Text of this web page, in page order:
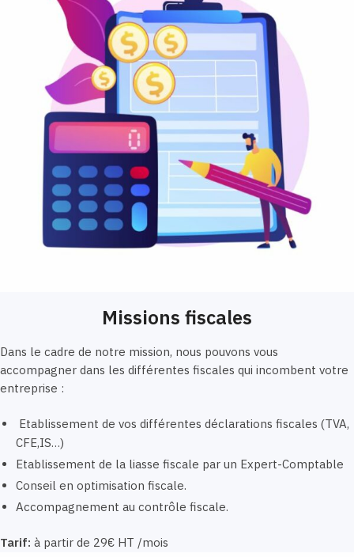
Missions fiscales
Dans le cadre de notre mission, nous pouvons vous
accompagner dans les différentes fiscales qui incombent votre
entreprise :
Etablissement de vos différentes déclarations fiscales (TVA,
CFE,IS…)
Etablissement de la liasse fiscale par un Expert-Comptable
Conseil en optimisation fiscale.
Accompagnement au contrôle fiscale.
Tarif: à partir de 29€ HT /mois